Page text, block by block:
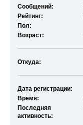
Сообщений:
Рейтинг:
Пол:
Возраст:
Откуда:
Дата регистрации:
Время:
Последняя
активность: